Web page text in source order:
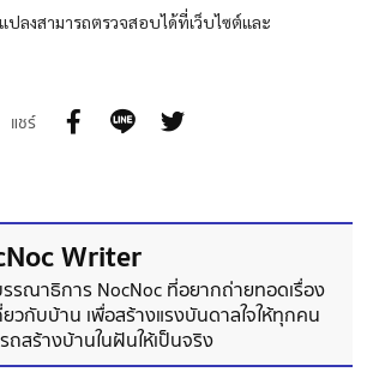
ปลงสามารถตรวจสอบได้ที่เว็บไซต์และ
แชร์
Writer
รณาธิการ NocNoc ที่อยากถ่ายทอดเรื่อง
ยวกับบ้าน เพื่อสร้างแรงบันดาลใจให้ทุกคน
ถสร้างบ้านในฝันให้เป็นจริง